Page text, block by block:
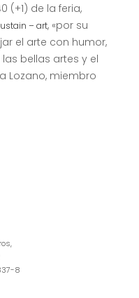
(+1) de la feria,
– art, «por su
el arte con humor,
bellas artes y el
Lozano, miembro
8